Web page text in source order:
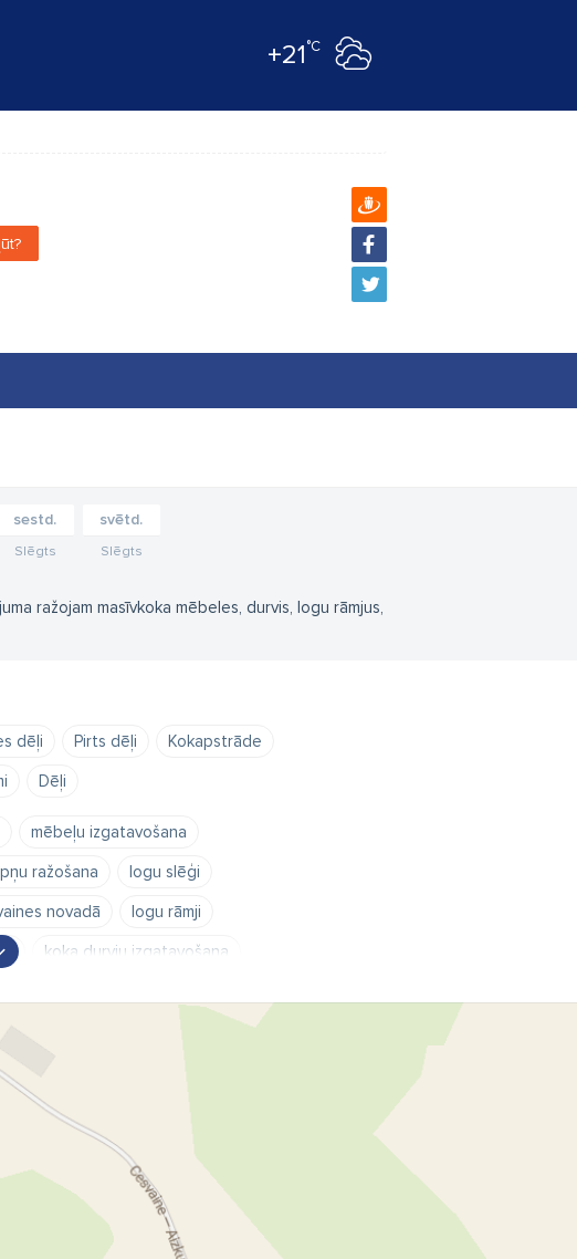
+21°C
sestd.
Slēgts
svētd.
Slēgts
ražojam masīvkoka mēbeles, durvis, logu rāmjus,
dēļi Pirts dēļi
Kokapstrāde
Dēļi
mēbeļu izgatavošana
ražošana
logu slēģi
novadā
logu rāmji
koka durvju izgatavošana